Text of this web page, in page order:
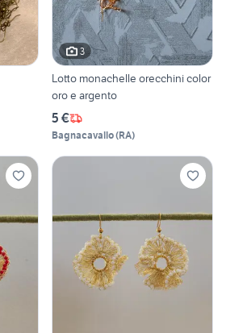
3
Lotto monachelle orecchini color
oro e argento
5 €
Bagnacavallo(RA)